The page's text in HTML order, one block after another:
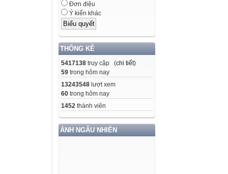
Đơn điệu
Ý kiến khác
THỐNG KÊ
5417138 truy cập (chi tiết)
59 trong hôm nay
13243548 lượt xem
60 trong hôm nay
1452 thành viên
ẢNH NGẪU NHIÊN